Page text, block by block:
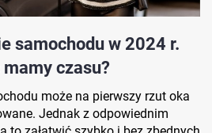
samochodu w 2024 r.
czasu?
może na pierwszy rzut oka
Jednak z odpowiednim